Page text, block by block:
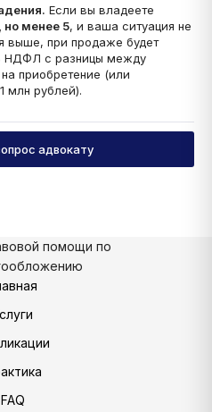
Если вы владеете
но менее 5, и ваша ситуация не
выше, при продаже будет
НДФЛ с разницы между
приобретение (или
млн рублей).
адвокату
помощи по
FAQ